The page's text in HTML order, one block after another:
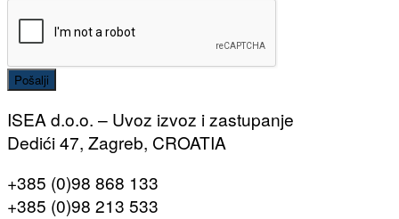
Pošalji
ISEA d.o.o. – Uvoz izvoz i zastupanje
Dedići 47, Zagreb, CROATIA
+385 (0)98 868 133
+385 (0)98 213 533